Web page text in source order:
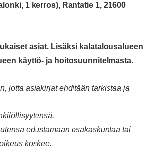
1 kerros), Rantatie 1, 21600
asiat. Lisäksi kalatalousalueen
käyttö- ja hoitosuunnitelmasta.
jotta asiakirjat ehditään tarkistaa ja
edustamaan osakaskuntaa tai
koskee.